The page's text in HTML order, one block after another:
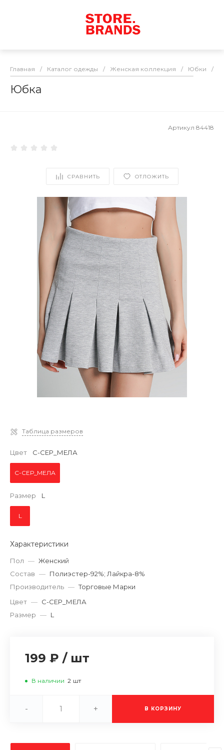
Главная / Каталог одежды / Женская коллекция / Юбки /
Юбка
Артикул 84418
СРАВНИТЬ ОТЛОЖИТЬ
Таблица размеров
Цвет С-СЕР_МЕЛА
С-СЕР_МЕЛА
Размер L
L
Характеристики
Пол — Женский
Состав — Полиэстер-92%; Лайкра-8%
Производитель — Торговые Марки
Цвет — С-СЕР_МЕЛА
Размер — L
199 ₽ / шт
В наличии 2 шт
- + В КОРЗИНУ